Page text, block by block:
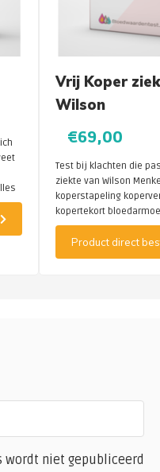
Vrij Koper
Wilson
€69,00
Test bij klachten die
ziekte van Wilson
koperstapeling
kopertekort
misselijkheid enz
Product direct
wordt niet gepubliceerd